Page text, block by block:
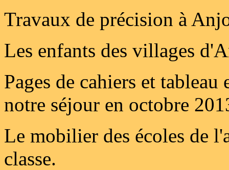
Travaux de précision à
Les enfants des villages
Pages de cahiers et
notre séjour en octobre
Le mobilier des écoles de
classe.